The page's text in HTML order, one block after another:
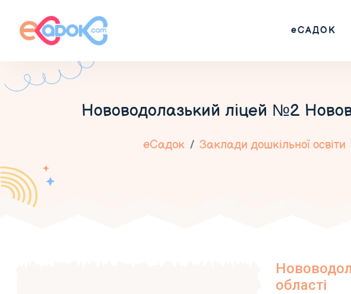
еСАДОК
Нововодолазький ліцей №2
еСадок Заклади дошкільної освіти
області